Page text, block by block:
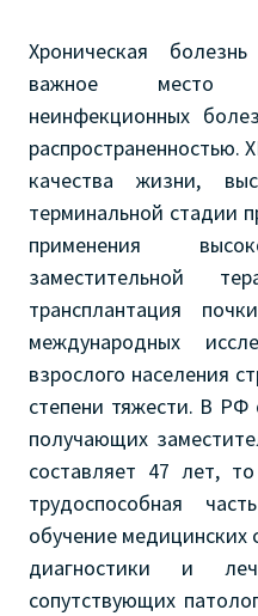
Хроническая
важное место
неинфекционных
распространенностью.
качества жизни,
терминальной стадии
применения
заместительной
трансплантация
международных
взрослого населения
степени тяжести. В РФ
получающих
составляет 47 лет,
трудоспособная
обучение медицинских
диагностики и
сопутствующих